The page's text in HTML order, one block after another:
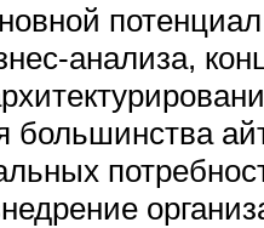
анализа,
большинства